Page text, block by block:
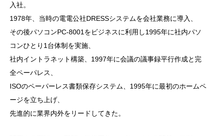
入社。
1978年、当時の電電公社DRESSシステムを会社業務に導入、
その後パソコンPC-8001をビジネスに利用し1995年に社内パソ
コンひとり1台体制を実施、
社内イントラネット構築、1997年に会議の議事録平行作成と完
全ペーパレス、
ISOのペーパーレス書類保存システム、1995年に最初のホームペ
ージを立ち上げ、
先進的に業界内外をリードしてきた。